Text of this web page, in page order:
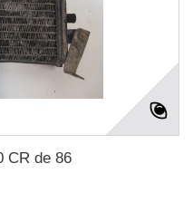
CR de 86